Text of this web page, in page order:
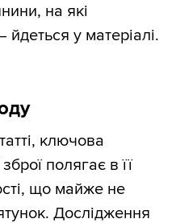
на які
у матеріалі.
ключова
полягає в її
що майже не
Дослідження